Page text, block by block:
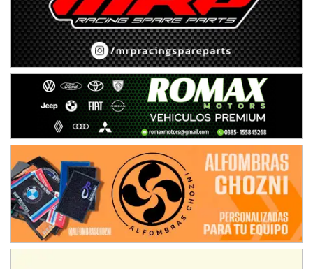
NORESTE SANTAFESINO - F6
Ciudad de Avellaneda (Asfalto)
Avellaneda (Santa Fe)
SUR SANTAFESINO - F4
José Samuel Sánchez (Tierra)
Rufino (Santa Fe)
TUCUMANO - F5
Juan Navarro (Asfalto)